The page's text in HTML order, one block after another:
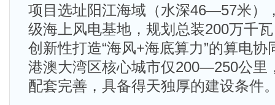
项目选址阳江海域（水深46—57米）
级海上风电基地，规划总装200万千
创新性打造“海风+海底算力”的算电
港澳大湾区核心城市仅200—250公里
配套完善，具备得天独厚的建设条件